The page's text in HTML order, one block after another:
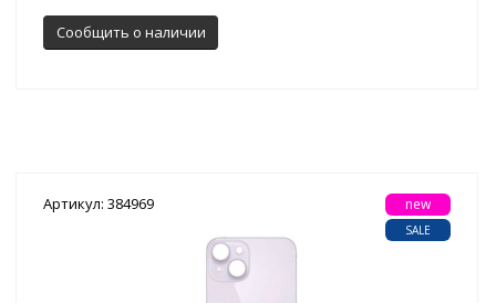
Сообщить о наличии
Артикул: 384969 new
SALE